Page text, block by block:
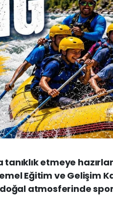
etmeye
Eğitim ve Gelişim
atmosferinde